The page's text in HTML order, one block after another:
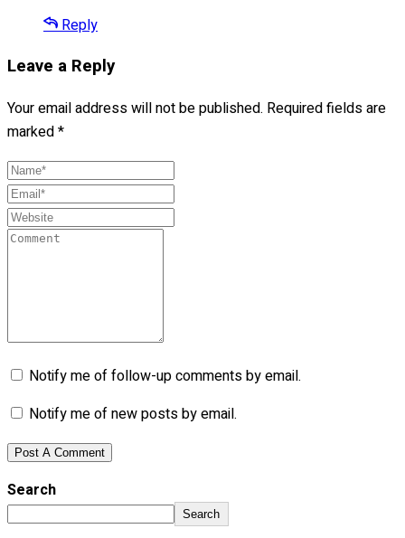
Reply
Leave a Reply
Your email address will not be published. Required fields are
marked*
Notify me of follow-up comments by email.
Notify me of new posts by email.
Search
Search